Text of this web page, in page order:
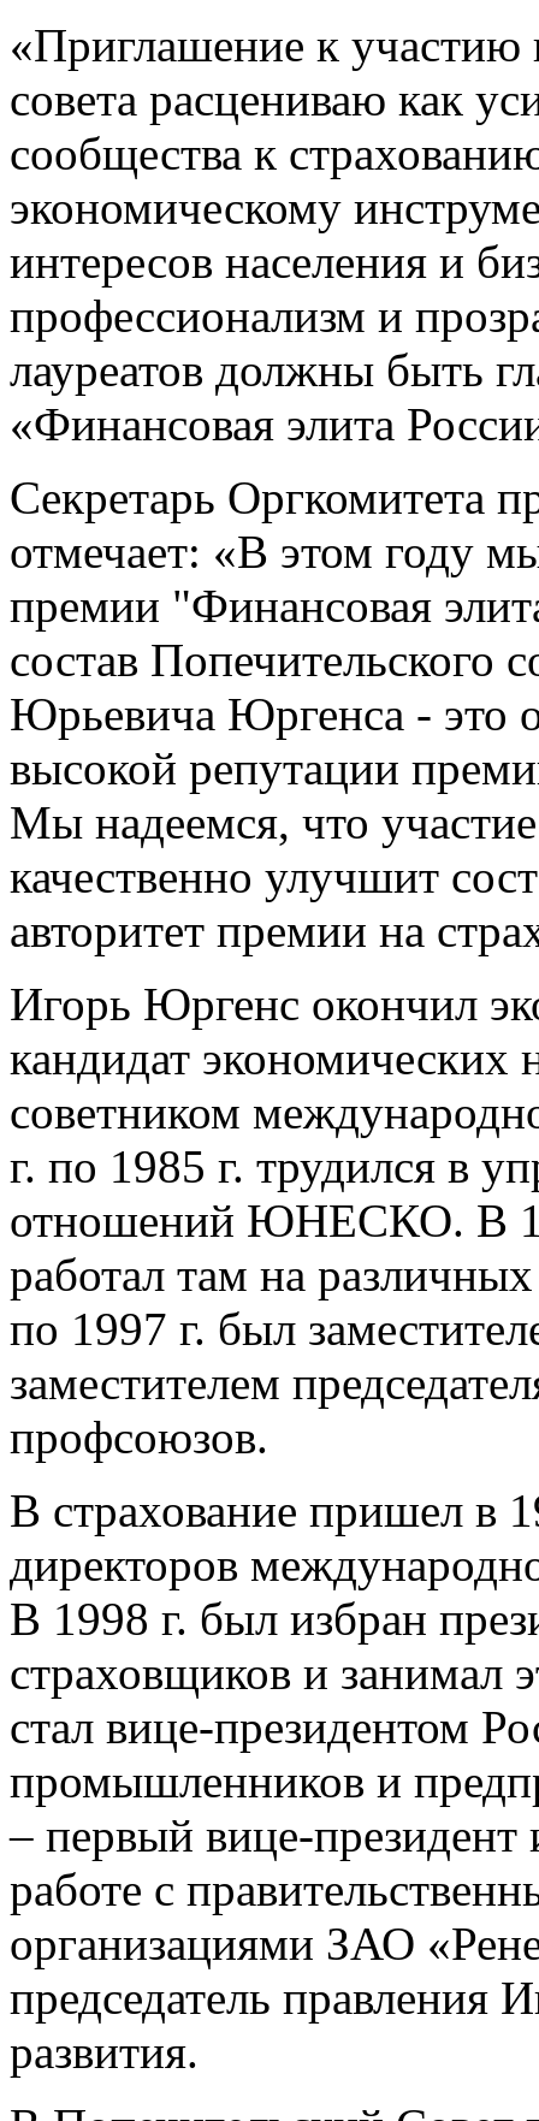
«Приглашение к участию
совета расцениваю как
сообщества к
экономическому
интересов населения и
профессионализм и
лауреатов должны быть
«Финансовая элита
Секретарь Оргкомитета
отмечает: «В этом году
премии "Финансовая
состав Попечительского
Юрьевича Юргенса - это
высокой репутации
Мы надеемся, что
качественно улучшит
авторитет премии на
Игорь Юргенс окончил
кандидат экономических
советником
г. по 1985 г. трудился в
отношений ЮНЕСКО. В
работал там на
по 1997 г. был
заместителем
профсоюзов.
В страхование пришел в
директоров
В 1998 г. был избран
страховщиков и занимал
стал вице-президентом
промышленников и
– первый вице-президент
работе с
организациями ЗАО
председатель правления
развития.